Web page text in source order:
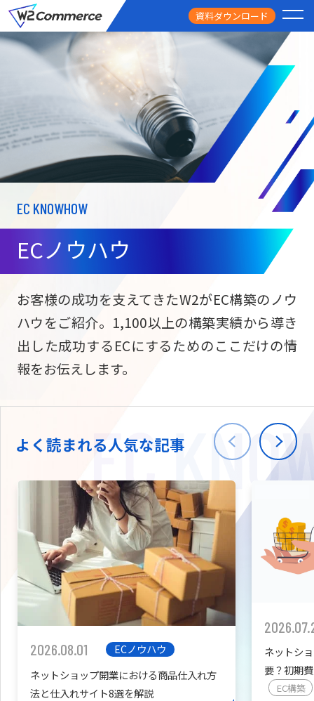
資料ダウンロード
サービス
ECサイト構築
サブスク/定期通販
ECサイト構築
海外進出・現地
W2
拡張プラグイン一覧
カスタマイズ開発
PRICE
料金
FEATURE
導入事例
USEFUL
お役立ち情報
NEWS
ニュース
会社情報
TW
EC KNOWHOW
ECノウハウ
お客様の成功を支えてきたW2がEC構築のノウ
ハウをご紹介。1,100以上の構築実績から導き
出した成功するECにするためのここだけの情
報をお伝えします。
よく読まれる人気な記事
2026.08.01
ECノウハウ
ネットショップ開業における商品仕入れ方
法と仕入れサイト8選を解説
ネットシ
要？初期
を紹介
EC構築